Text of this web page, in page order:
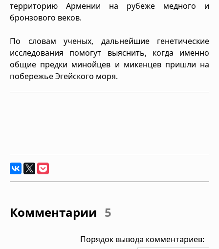
территорию Армении на рубеже медного и
бронзового веков.
По словам ученых, дальнейшие генетические
исследования помогут выяснить, когда именно
общие предки минойцев и микенцев пришли на
побережье Эгейского моря.
Комментарии 5
Порядок вывода комментариев: